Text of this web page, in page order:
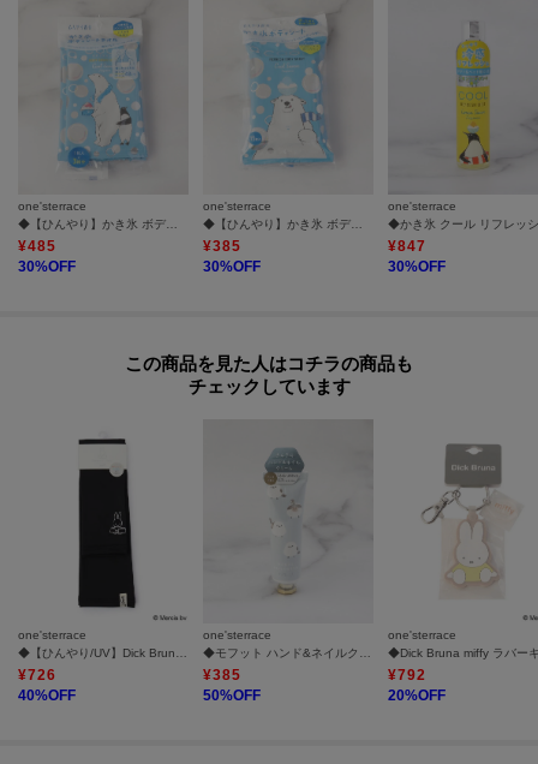
one'sterrace
¥485
30%OFF
one'sterrace
¥385
30%OFF
one'sterrace
¥847
30%OFF
この商品を見た人はコチラの商品も
チェックしています
one'sterrace
◆【ひんやり/UV】Dick Bruna miffy UV冷感アームカバー ミッフィーワーク
¥726
40%OFF
one'sterrace
◆モフット ハンド&ネイルクリーム
¥385
50%OFF
one'sterrace
¥792
20%OFF